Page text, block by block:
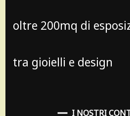
oltre 200mq di
tra gioielli e design
I NOSTRI